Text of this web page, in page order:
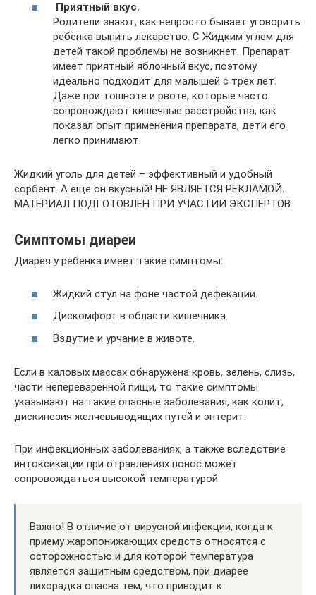
Приятный вкус.
Родители знают, как непросто бывает уговорить
ребенка выпить лекарство. С Жидким углем для
детей такой проблемы не возникнет. Препарат
имеет приятный яблочный вкус, поэтому
идеально подходит для малышей с трех лет.
Даже при тошноте и рвоте, которые часто
сопровождают кишечные расстройства, как
показал опыт применения препарата, дети его
легко принимают.
Жидкий уголь для детей – эффективный и удобный
сорбент. А еще он вкусный! НЕ ЯВЛЯЕТСЯ РЕКЛАМОЙ.
МАТЕРИАЛ ПОДГОТОВЛЕН ПРИ УЧАСТИИ ЭКСПЕРТОВ.
Симптомы диареи
Диарея у ребенка имеет такие симптомы:
Жидкий стул на фоне частой дефекации.
Дискомфорт в области кишечника.
Вздутие и урчание в животе.
Если в каловых массах обнаружена кровь, зелень, слизь,
части непереваренной пищи, то такие симптомы
указывают на такие опасные заболевания, как колит,
дискинезия желчевыводящих путей и энтерит.
При инфекционных заболеваниях, а также вследствие
интоксикации при отравлениях понос может
сопровождаться высокой температурой.
Важно! В отличие от вирусной инфекции, когда к
приему жаропонижающих средств относятся с
осторожностью и для которой температура
является защитным средством, при диарее
лихорадка опасна тем, что приводит к